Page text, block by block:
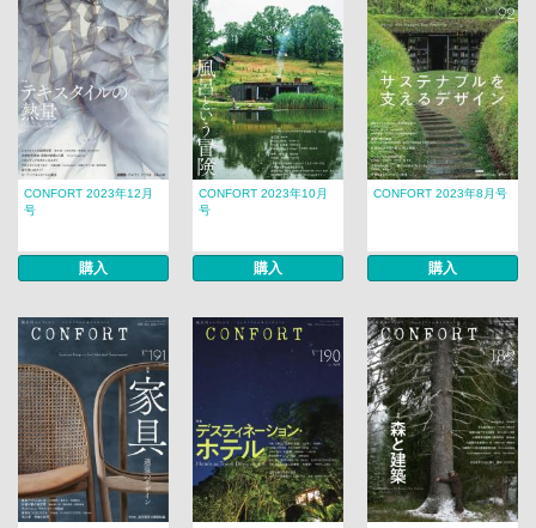
CONFORT 2023年12月
号
購入
CONFORT 2023年10月
号
購入
CONFORT 2023年8月号
購入